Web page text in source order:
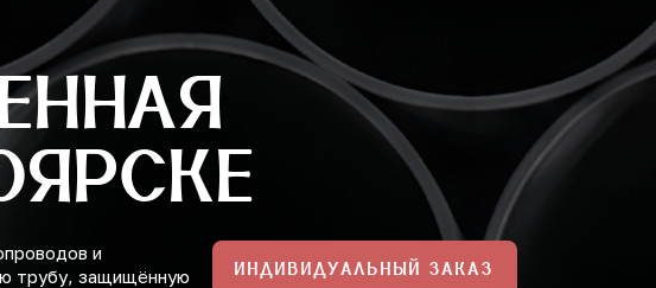
и
трубу, защищённую
ИНДИВИДУАЛЬНЫЙ ЗАКАЗ